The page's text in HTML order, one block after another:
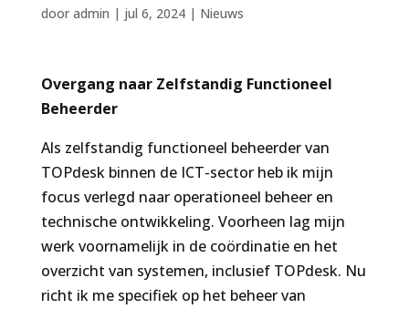
door admin | jul 6, 2024| Nieuws
Overgang naar Zelfstandig Functioneel
Beheerder
Als zelfstandig functioneel beheerder van
TOPdesk binnen de ICT-sector heb ik mijn
focus verlegd naar operationeel beheer en
technische ontwikkeling. Voorheen lag mijn
werk voornamelijk in de coördinatie en het
overzicht van systemen, inclusief TOPdesk. Nu
richt ik me specifiek op het beheer van